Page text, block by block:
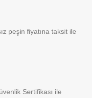
peşin fiyatına taksit ile
Sertifikası ile